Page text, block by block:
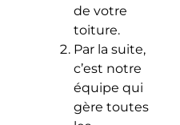
de votre
toiture.
Par la suite,
c’est notre
équipe qui
gère toutes